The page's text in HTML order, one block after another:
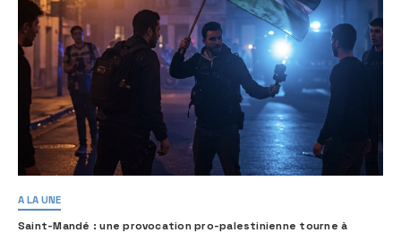
A LA UNE
Saint-Mandé : une provocation pro-palestinienne tourne à